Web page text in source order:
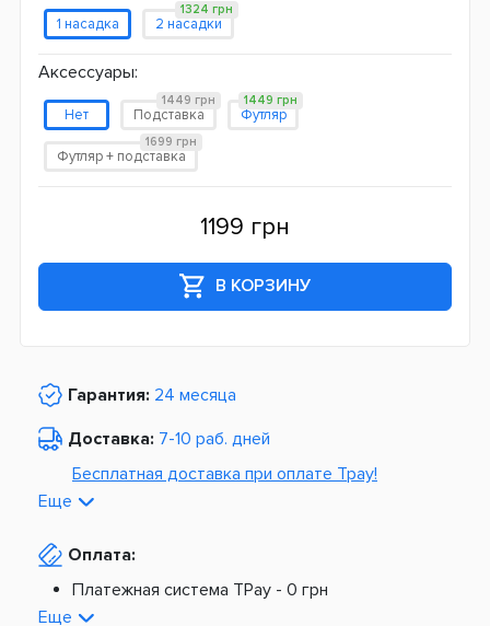
1 насадка 2 насадки
1324 грн
Аксессуары:
Нет Подставка
1449 грн
Футляр
1449 грн
Футляр + подставка
1699 грн
1199 грн
В КОРЗИНУ
Гарантия: 24 месяца
Доставка: 7-10 раб. дней
Бесплатная доставка при оплате Tpay!
Из Европы от
Платная доставка по Украине:
Еще
Оплата:
Платежная система TPay - 0 грн
На расчетный счет -
Еще